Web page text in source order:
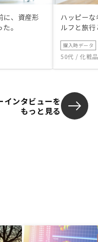
に、資産形
。
ハッピー
ルフと旅
購入時データ
50代 / 化粧
インタビューを
もっと見る